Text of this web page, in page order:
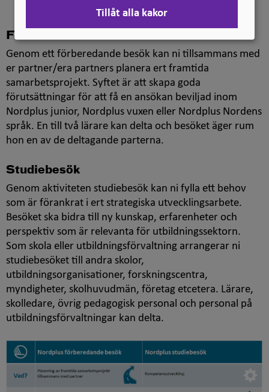
informationsaktiviteter samt spridning av resultat.
Förberedande besök
Genom ett förberedande besök kan ni tillsammans med
er partner/era partners planera ert framtida
samarbetsprojekt. Syftet är att skapa goda
förutsättningar för att få en ansökan beviljad inom
Nordplus junior, Nordplus vuxen eller Nordplus Nordens
språk. En till två lärare kan delta och besöket äger rum
hon en av de deltagande parterna.
Studiebesök
Genom aktiviteten studiebesök kan ni fylla ett behov
som är förankrat i ert strategiska utvecklingsarbete.
Besöket ska bidra till ny kunskap, erfarenheter och
perspektiv som är relevanta för utbildningssektorn.
Som skola eller utbildningsförvaltning arrangerar ni
studiebesöket till andra skolor,
utbildningsorganisationer, forskningscentra,
myndigheter, skolhuvudmän, företag etcetera. Lärare,
skolledare, övrig pedagogisk personal och personal på
utbildningsförvaltningar kan delta.
Tillåt alla kakor